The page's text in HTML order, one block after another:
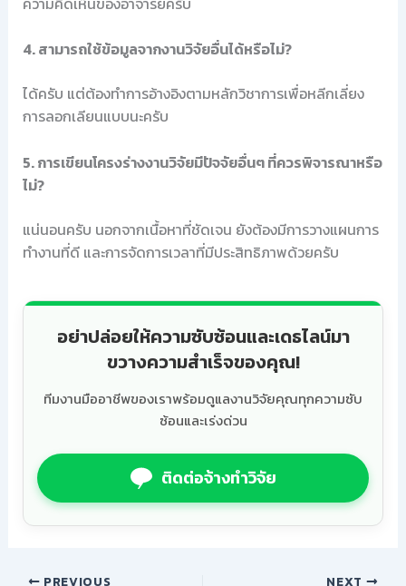
4. สามารถใช้ข้อมูลจากงานวิจัยอื่นได้หรือไม่?
ได้ครับ แต่ต้องทำการอ้างอิงตามหลักวิชาการเพื่อหลีกเลี่ยง
การลอกเลียนแบบนะครับ
5. การเขียนโครงร่างงานวิจัยมีปัจจัยอื่นๆ ที่ควรพิจารณาหรือ
ไม่?
แน่นอนครับ นอกจากเนื้อหาที่ชัดเจน ยังต้องมีการวางแผนการ
ทำงานที่ดี และการจัดการเวลาที่มีประสิทธิภาพด้วยครับ
อย่าปล่อยให้ความซับซ้อนและเดธไลน์มา
ขวางความสำเร็จของคุณ!
ทีมงานมืออาชีพของเราพร้อมดูแลงานวิจัยคุณทุกความซับ
ซ้อนและเร่งด่วน
ติดต่อจ้างทำวิจัย
PREVIOUS NEXT